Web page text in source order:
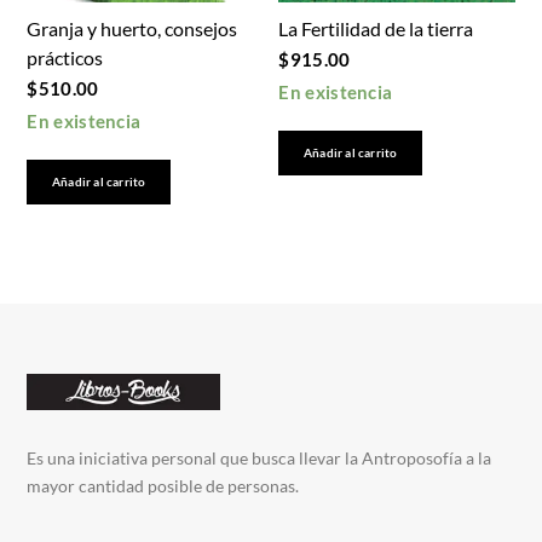
Granja y huerto, consejos
prácticos
$510.00
En existencia
Añadir al carrito
La Fertilidad de la tierra
$915.00
En existencia
Añadir al carrito
Es una iniciativa personal que busca llevar la Antroposofía a la
mayor cantidad posible de personas.